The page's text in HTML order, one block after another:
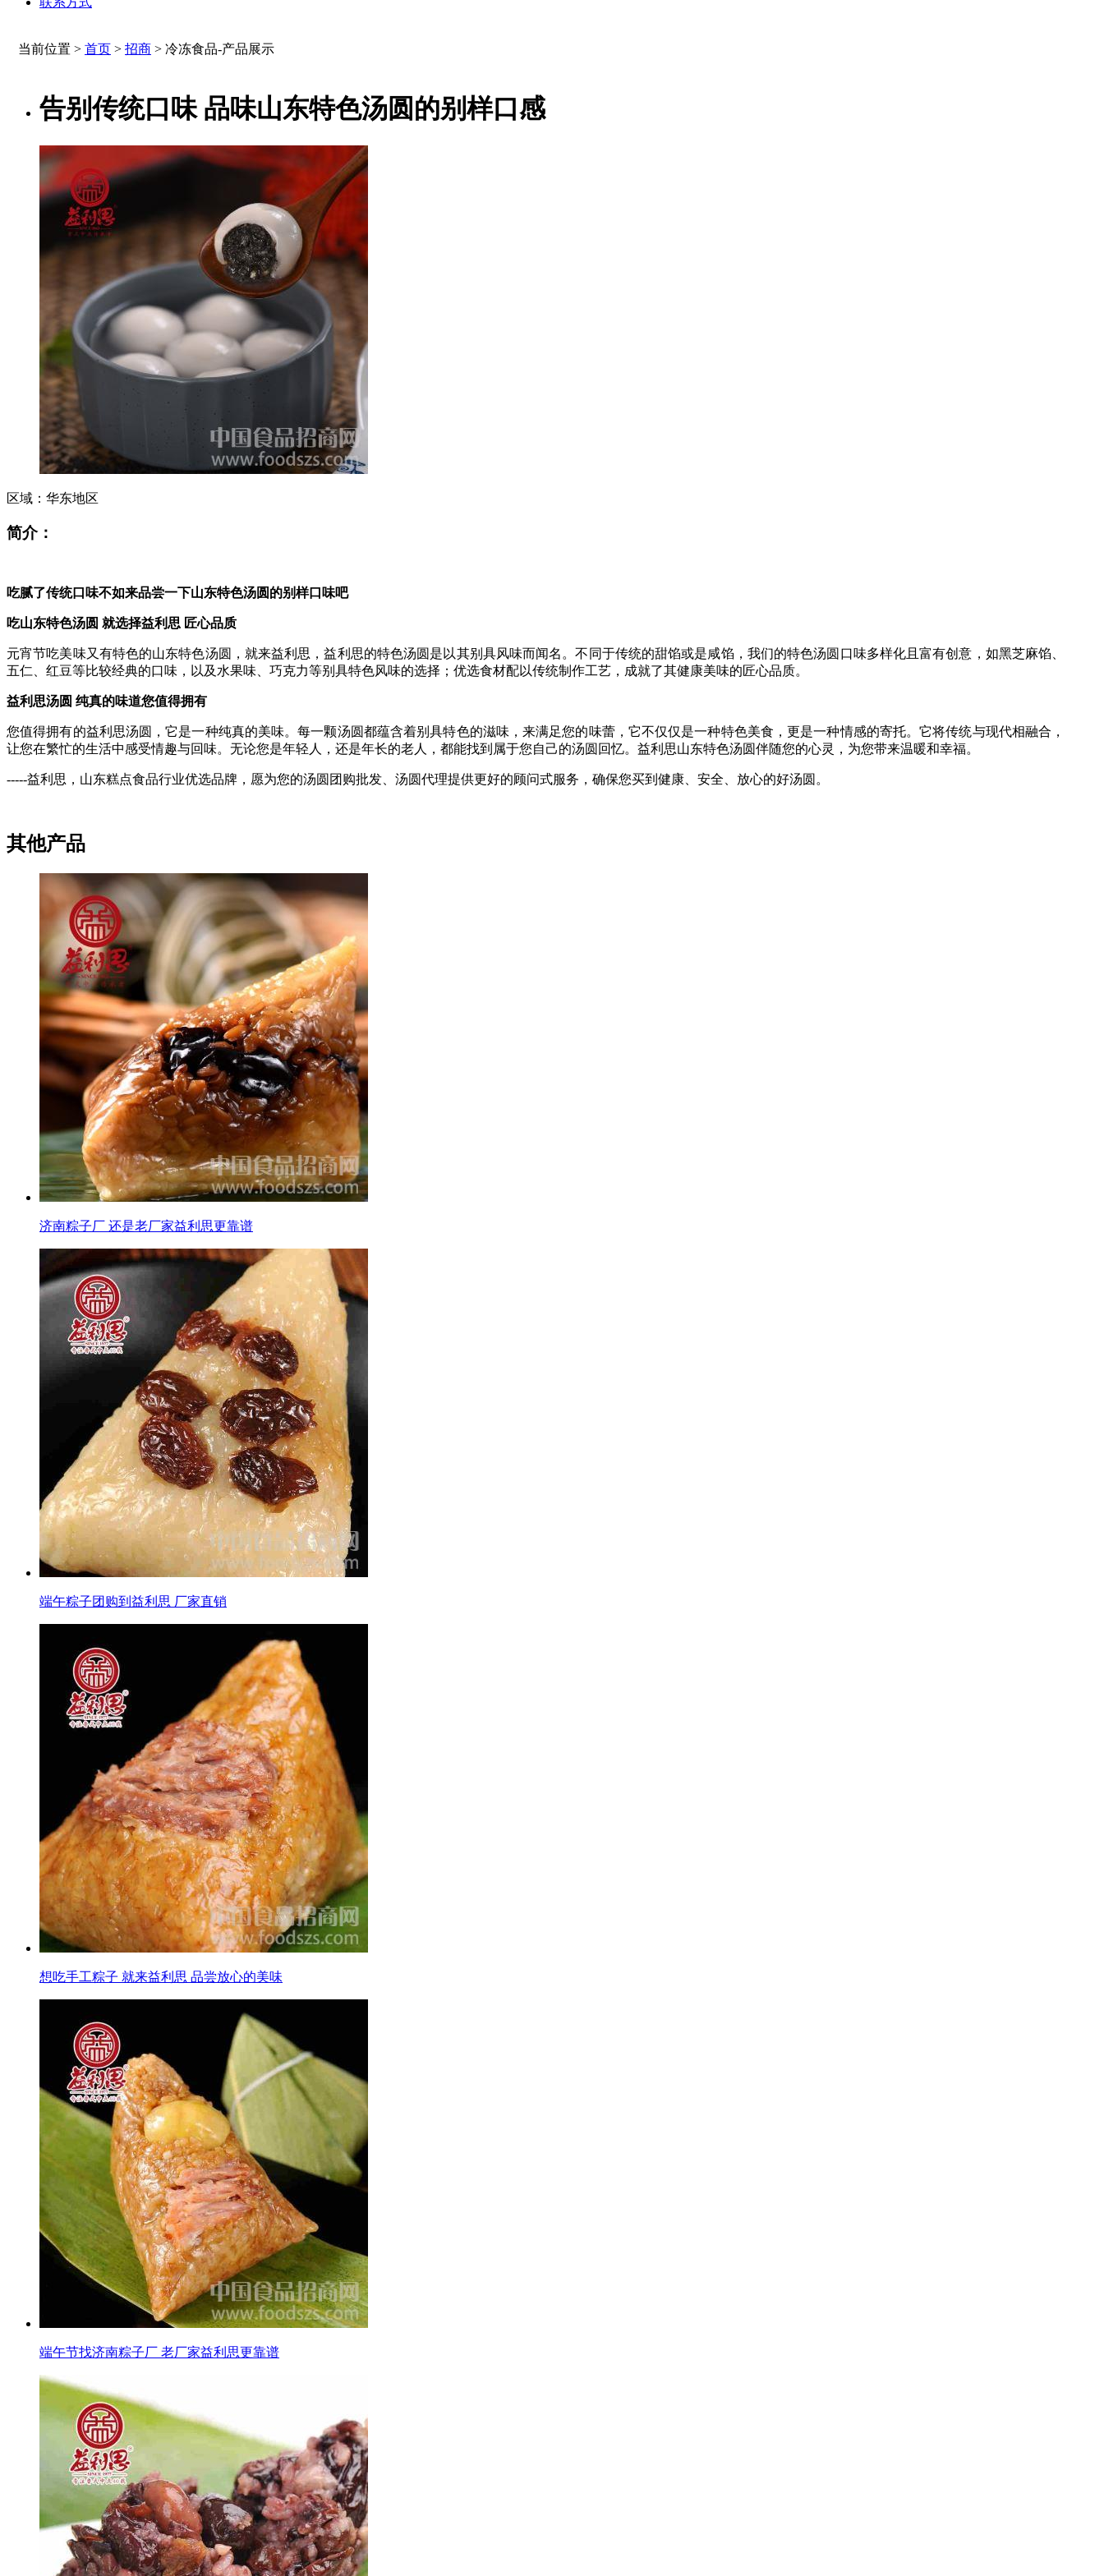
当前位置 > 首页 > 招商 > 冷冻食品-产品展示
告别传统口味 品味山东特色汤圆的别样口感
区域： 华东地区
简介：
吃腻了传统口味不如来品尝一下山东特色汤圆的别样口味吧
吃山东特色汤圆 就选择益利思 匠心品质
元宵节吃美味又有特色的山东特色汤圆，就来益利思，益利思的特色汤圆是以其别具风味而闻名。不同于传统的甜馅或是咸馅，我们的特色汤圆口味多样化且富有创意 ， 如黑芝麻馅、
五仁、红豆等比较经典的口味，以及 水果味、巧克力等别具特色风味的选择； 优选食材配以传统制作工艺，成就了其健康美味的匠心品质。
益利思汤圆 纯真的味道您值得拥有
您值得拥有的益利思汤圆，它是一种纯真的美味。每一颗汤圆都蕴含着别具特色的滋味，来满足您的味蕾，它不仅仅是一种特色美食，更是一种情感的寄托。它将传统与现代相融合，
让您在繁忙的生活中感受情趣与回味。无论您是年轻人，还是年长的老人，都能找到属于您自己的汤圆回忆。益利思山东特色汤圆伴随您的心灵，为您带来温暖和幸福。
-----益利思，山东糕点食品行业优选品牌，愿为您的汤圆团购批发、汤圆代理提供更好的顾问式服务，确保您买到健康、安全、放心的好汤圆。
其他产品
济南粽子厂 还是老厂家益利思更靠谱
端午粽子团购到益利思 厂家直销
想吃手工粽子 就来益利思 品尝放心的美味
端午节找济南粽子厂 老厂家益利思更靠谱